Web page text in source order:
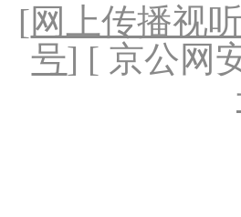
[网上传播视
号] [ 京公网